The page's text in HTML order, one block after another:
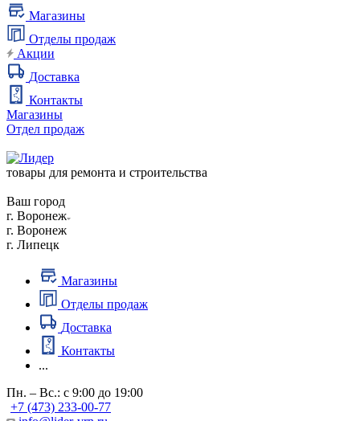
Магазины
Отделы продаж
Акции
Доставка
Контакты
Магазины
Отдел продаж
товары для ремонта и строительства
Ваш город
г. Воронеж
г. Воронеж
г. Липецк
Магазины
Отделы продаж
Доставка
Контакты
...
Пн. – Вс.: с 9:00 до 19:00
+7 (473) 233-00-77